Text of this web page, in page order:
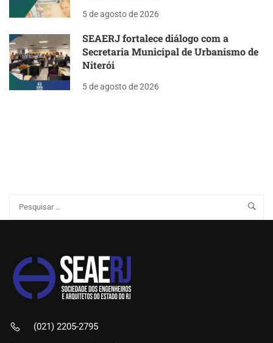
5 de agosto de 2026
SEAERJ fortalece diálogo com a
Secretaria Municipal de Urbanismo de
Niterói
5 de agosto de 2026
(021) 2205-2795